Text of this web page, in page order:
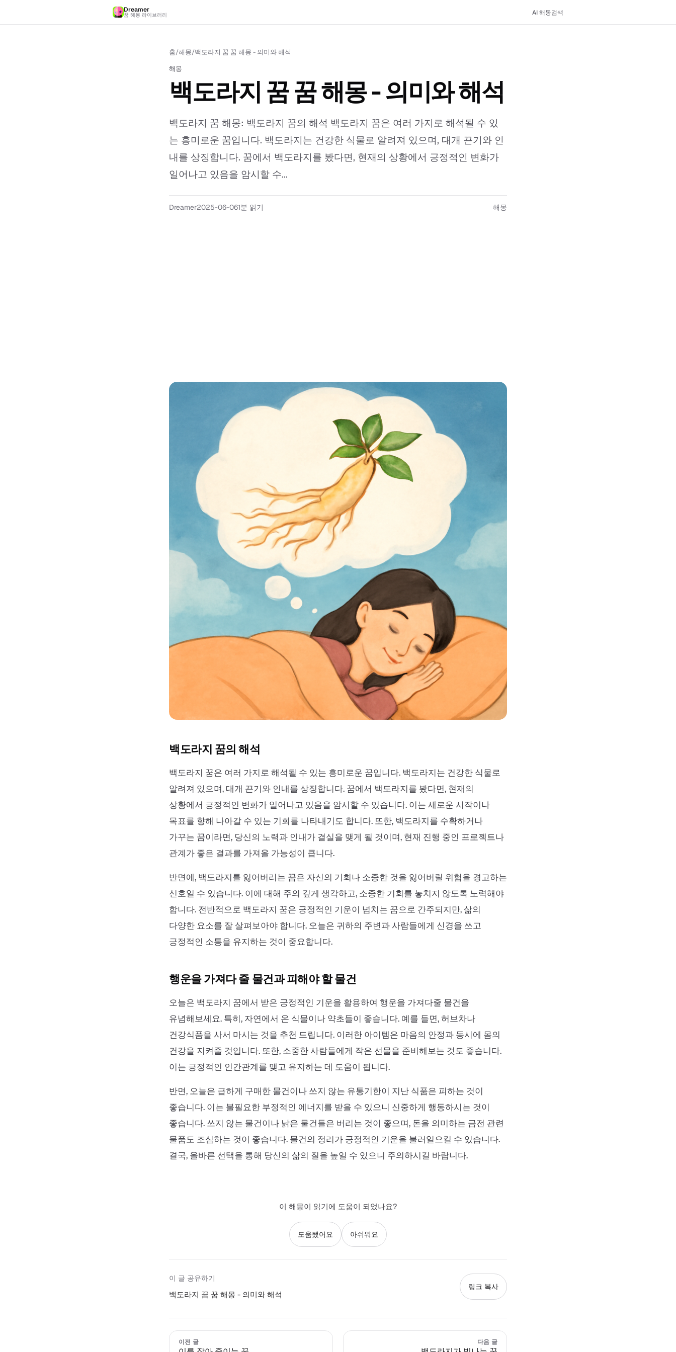
Dreamer
꿈 해몽 라이브러리 AI 해몽검색
홈/해몽/백도라지 꿈 꿈 해몽 - 의미와 해석
해몽
백도라지 꿈 꿈 해몽 - 의미와 해석
백도라지 꿈 해몽: 백도라지 꿈의 해석 백도라지 꿈은 여러 가지로 해석될 수 있
는 흥미로운 꿈입니다. 백도라지는 건강한 식물로 알려져 있으며, 대개 끈기와 인
내를 상징합니다. 꿈에서 백도라지를 봤다면, 현재의 상황에서 긍정적인 변화가
일어나고 있음을 암시할 수...
Dreamer2025-06-061분 읽기 해몽
백도라지 꿈의 해석
백도라지 꿈은 여러 가지로 해석될 수 있는 흥미로운 꿈입니다. 백도라지는 건강한 식물로
알려져 있으며, 대개 끈기와 인내를 상징합니다. 꿈에서 백도라지를 봤다면, 현재의
상황에서 긍정적인 변화가 일어나고 있음을 암시할 수 있습니다. 이는 새로운 시작이나
목표를 향해 나아갈 수 있는 기회를 나타내기도 합니다. 또한, 백도라지를 수확하거나
가꾸는 꿈이라면, 당신의 노력과 인내가 결실을 맺게 될 것이며, 현재 진행 중인 프로젝트나
관계가 좋은 결과를 가져올 가능성이 큽니다.
반면에, 백도라지를 잃어버리는 꿈은 자신의 기회나 소중한 것을 잃어버릴 위험을 경고하는
신호일 수 있습니다. 이에 대해 주의 깊게 생각하고, 소중한 기회를 놓치지 않도록 노력해야
합니다. 전반적으로 백도라지 꿈은 긍정적인 기운이 넘치는 꿈으로 간주되지만, 삶의
다양한 요소를 잘 살펴보아야 합니다. 오늘은 귀하의 주변과 사람들에게 신경을 쓰고
긍정적인 소통을 유지하는 것이 중요합니다.
행운을 가져다 줄 물건과 피해야 할 물건
오늘은 백도라지 꿈에서 받은 긍정적인 기운을 활용하여 행운을 가져다줄 물건을
유념해보세요. 특히, 자연에서 온 식물이나 약초들이 좋습니다. 예를 들면, 허브차나
건강식품을 사서 마시는 것을 추천 드립니다. 이러한 아이템은 마음의 안정과 동시에 몸의
건강을 지켜줄 것입니다. 또한, 소중한 사람들에게 작은 선물을 준비해보는 것도 좋습니다.
이는 긍정적인 인간관계를 맺고 유지하는 데 도움이 됩니다.
반면, 오늘은 급하게 구매한 물건이나 쓰지 않는 유통기한이 지난 식품은 피하는 것이
좋습니다. 이는 불필요한 부정적인 에너지를 받을 수 있으니 신중하게 행동하시는 것이
좋습니다. 쓰지 않는 물건이나 낡은 물건들은 버리는 것이 좋으며, 돈을 의미하는 금전 관련
물품도 조심하는 것이 좋습니다. 물건의 정리가 긍정적인 기운을 불러일으킬 수 있습니다.
결국, 올바른 선택을 통해 당신의 삶의 질을 높일 수 있으니 주의하시길 바랍니다.
이 해몽이 읽기에 도움이 되었나요?
도움됐어요 아쉬워요
이 글 공유하기
백도라지 꿈 꿈 해몽 - 의미와 해석
링크 복사
이전 글 다음 글